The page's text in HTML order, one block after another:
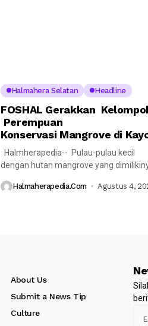
Halmahera Selatan Headline
FOSHAL Gerakkan
Perempuan
Konservasi Mangrove di
Halmherapedia-- Pulau-pulau kecil
dengan hutan mangrove yang
Halmaherapedia.com Agustus 4,
About Us
Submit a News Tip
Culture